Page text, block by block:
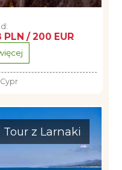
PLN / 200 EUR
z Larnaki